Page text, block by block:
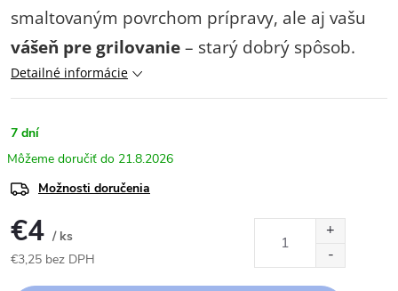
smaltovaným povrchom prípravy, ale aj vašu
vášeň pre grilovanie – starý dobrý spôsob.
Detailné informácie
7 dní
21.8.2026
Možnosti doručenia
€4 / ks
€3,25 bez DPH